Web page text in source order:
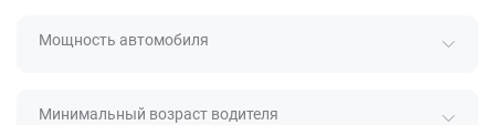
Мощность автомобиля
Минимальный возраст водителя